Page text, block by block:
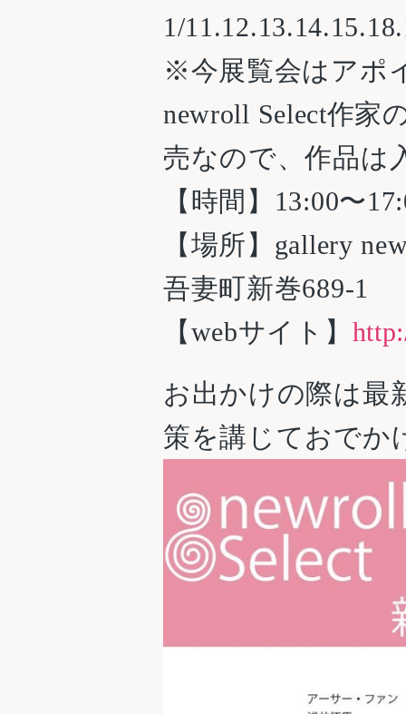
1/
※今展覧会はアポ
newroll Select作家
売なので、作品は
【時間】13:00〜
【場所】gallery
吾妻町新巻689-1
【webサイト】
お出かけの際は最
策を講じておでか